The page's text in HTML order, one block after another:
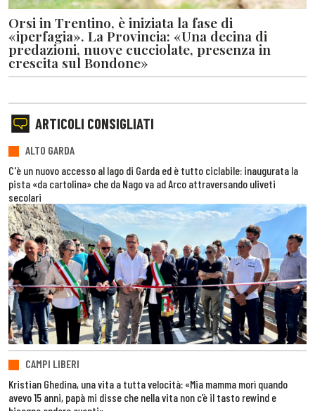
Orsi in Trentino, è iniziata la fase di
«iperfagia». La Provincia: «Una decina di
predazioni, nuove cucciolate, presenza in
crescita sul Bondone»
ARTICOLI CONSIGLIATI
ALTO GARDA
C'è un nuovo accesso al lago di Garda ed è tutto ciclabile: inaugurata la
pista «da cartolina» che da Nago va ad Arco attraversando uliveti
secolari
CAMPI LIBERI
Kristian Ghedina, una vita a tutta velocità: «Mia mamma morì quando
avevo 15 anni, papà mi disse che nella vita non c’è il tasto rewind e